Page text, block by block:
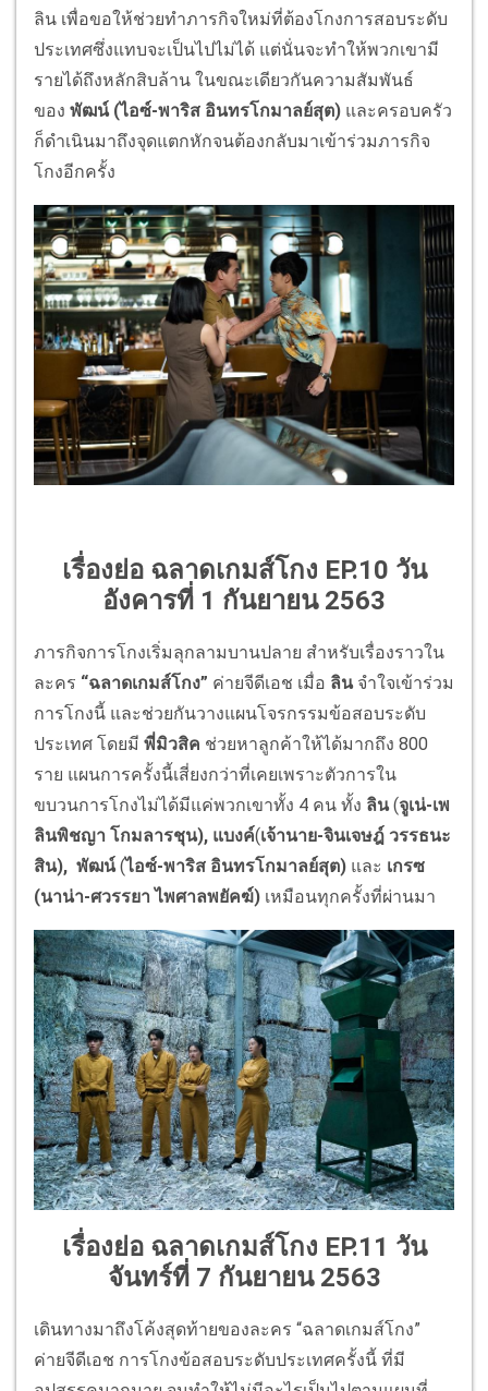
ลิน เพื่อขอให้ช่วยทำภารกิจใหม่ที่ต้องโกงการสอบระดับ
ประเทศซึ่งแทบจะเป็นไปไม่ได้ แต่นั่นจะทำให้พวกเขามี
รายได้ถึงหลักสิบล้าน ในขณะเดียวกันความสัมพันธ์
ของ พัฒน์ (ไอซ์-พาริส อินทรโกมาลย์สุต) และครอบครัว
ก็ดำเนินมาถึงจุดแตกหักจนต้องกลับมาเข้าร่วมภารกิจ
โกงอีกครั้ง
เรื่องย่อ ฉลาดเกมส์โกง EP.10 วัน
อังคารที่ 1 กันยายน 2563
ภารกิจการโกงเริ่มลุกลามบานปลาย สำหรับเรื่องราวใน
ละคร “ฉลาดเกมส์โกง” ค่ายจีดีเอช เมื่อ ลิน จำใจเข้าร่วม
การโกงนี้ และช่วยกันวางแผนโจรกรรมข้อสอบระดับ
ประเทศ โดยมี พี่มิวสิค ช่วยหาลูกค้าให้ได้มากถึง 800
ราย แผนการครั้งนี้เสี่ยงกว่าที่เคยเพราะตัวการใน
ขบวนการโกงไม่ได้มีแค่พวกเขาทั้ง 4 คน ทั้ง ลิน(จูเน่-เพ
ลินพิชญา โกมลารชุน), แบงค์(เจ้านาย-จินเจษฎ์ วรรธนะ
สิน), พัฒน์(ไอซ์-พาริส อินทรโกมาลย์สุต) และ เกรซ
(นาน่า-ศวรรยา ไพศาลพยัคฆ์) เหมือนทุกครั้งที่ผ่านมา
เรื่องย่อ ฉลาดเกมส์โกง EP.11 วัน
จันทร์ที่ 7 กันยายน 2563
เดินทางมาถึงโค้งสุดท้ายของละคร “ฉลาดเกมส์โกง”
ค่ายจีดีเอช การโกงข้อสอบระดับประเทศครั้งนี้ ที่มี